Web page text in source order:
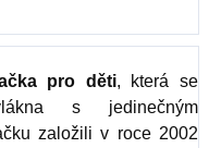
pro děti, která se
s jedinečným
založili v roce 2002